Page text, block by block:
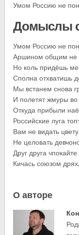
Умом Россию не
Домыслы
Умом Россию не
Аршином общим не
Но коль придёшь
Сполна отхватишь
Мы встанем снова
И полетят жмуры во
Откуда прибыли
Российские луга
Вам не видать
Не целовать
Друг друга
Кичась союзом
О авторе